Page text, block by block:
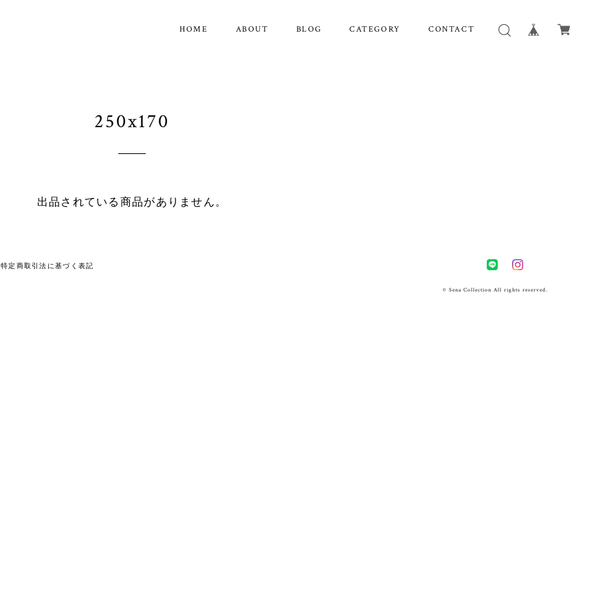
HOME ABOUT BLOG CATEGORY CONTACT
250x170
出品されている商品がありません。
特定商取引法に基づく表記
© Sena Collection All rights reserved.